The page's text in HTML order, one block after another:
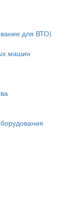
для ВТО)
машин